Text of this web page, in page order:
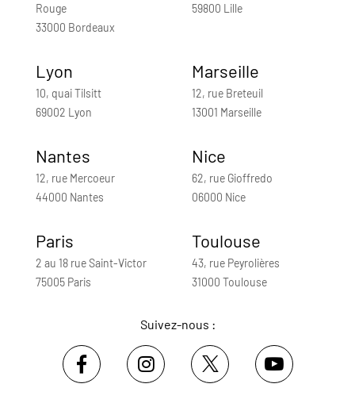
Rouge
33000 Bordeaux
59800 Lille
Lyon
10, quai Tilsitt
69002 Lyon
Marseille
12, rue Breteuil
13001 Marseille
Nantes
12, rue Mercoeur
44000 Nantes
Nice
62, rue Gioffredo
06000 Nice
Paris
2 au 18 rue Saint-Victor
75005 Paris
Toulouse
43, rue Peyrolières
31000 Toulouse
Suivez-nous :